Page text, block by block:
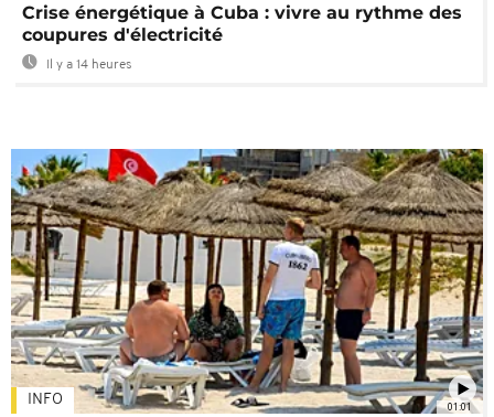
Crise énergétique à Cuba : vivre au rythme des
coupures d'électricité
Il y a 14 heures
01:01
INFO